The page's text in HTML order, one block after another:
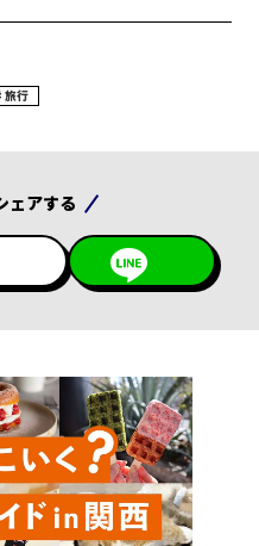
旅行
ェアする